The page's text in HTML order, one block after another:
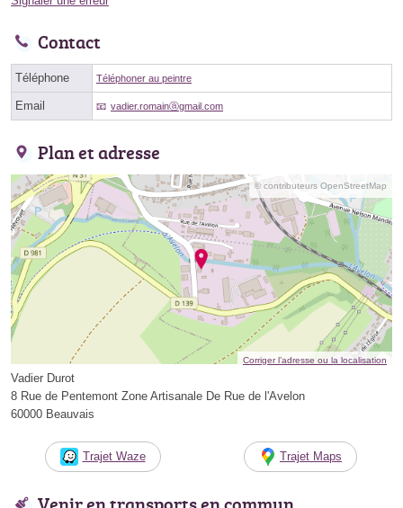
Contact
Téléphone Téléphoner au peintre
Email vadier.romainⓐgmail.com
Plan et adresse
© contributeurs OpenStreetMap
Corriger l’adresse ou la localisation
Vadier Durot
8 Rue de Pentemont Zone Artisanale De Rue de l'Avelon
60000 Beauvais
Trajet Waze Trajet Maps